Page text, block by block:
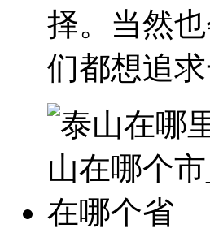
择。当然
们都想追